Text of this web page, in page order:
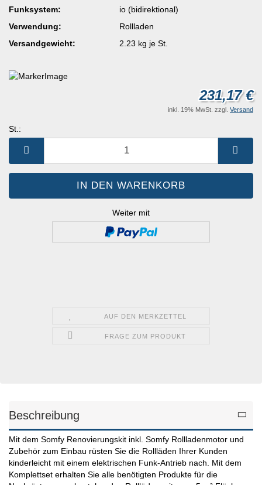
Funksystem:
io (bidirektional)
Verwendung:
Rollladen
Versandgewicht:
2.23 kg je St.
231,17 €
inkl. 19% MwSt. zzgl. Versand
St.:
St.
Weiter mit
AUF DEN MERKZETTEL
FRAGE ZUM PRODUKT
Beschreibung
Mit dem Somfy Renovierungskit inkl. Somfy Rollladenmotor und
Zubehör zum Einbau rüsten Sie die Rollläden Ihrer Kunden
kinderleicht mit einem elektrischen Funk-Antrieb nach. Mit dem
Komplettset erhalten Sie alle benötigten Produkte für die